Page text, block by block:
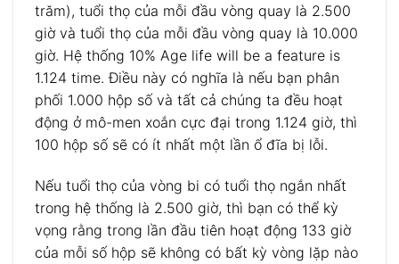
trăm), tuổi thọ của mỗi đầu vòng quay là 2.500
giờ và tuổi thọ của mỗi đầu vòng quay là 10.000
giờ. Hệ thống 10% Age life will be a feature is
1.124 time.Điều này có nghĩa là nếu bạn phân
phối 1.000 hộp số và tất cả chúng ta đều hoạt
động ở mô-men xoắn cực đại trong 1.124 giờ, thì
100 hộp số sẽ có ít nhất một lần ổ đĩa bị lỗi.
Nếu tuổi thọ của vòng bi có tuổi thọ ngắn nhất
trong hệ thống là 2.500 giờ, thì bạn có thể kỳ
vọng rằng trong lần đầu tiên hoạt động 133 giờ
của mỗi số hộp sẽ không có bất kỳ vòng lặp nào